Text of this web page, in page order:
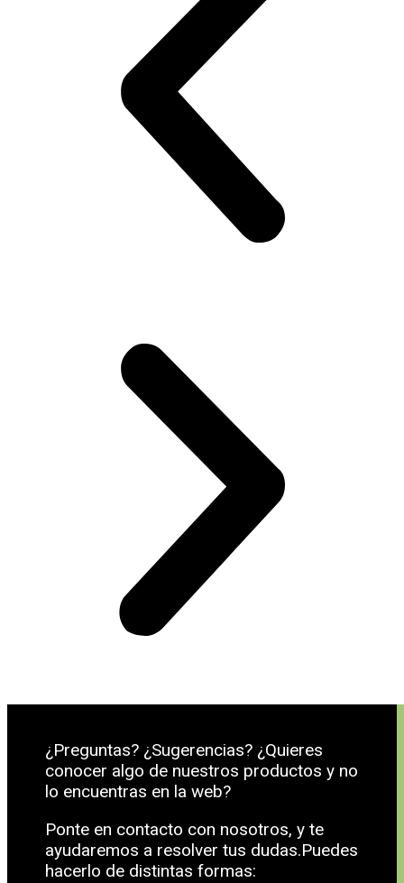
¿Preguntas? ¿Sugerencias? ¿Quieres
conocer algo de nuestros productos y no
lo encuentras en la web?
Ponte en contacto con nosotros, y te
ayudaremos a resolver tus dudas.Puedes
hacerlo de distintas formas: